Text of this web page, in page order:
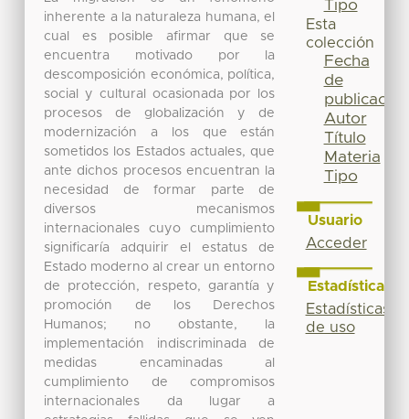
inherente a la naturaleza humana, el
cual es posible afirmar que se
encuentra motivado por la
descomposición económica, política,
social y cultural ocasionada por los
procesos de globalización y de
modernización a los que están
sometidos los Estados actuales, que
ante dichos procesos encuentran la
necesidad de formar parte de
diversos mecanismos
internacionales cuyo cumplimiento
significaría adquirir el estatus de
Estado moderno al crear un entorno
de protección, respeto, garantía y
promoción de los Derechos
Humanos; no obstante, la
implementación indiscriminada de
medidas encaminadas al
cumplimiento de compromisos
internacionales da lugar a
Tipo
Esta
colección
Fecha
de
publicación
Autor
Título
Materia
Tipo
Usuario
Acceder
Estadísticas
Estadísticas
de uso